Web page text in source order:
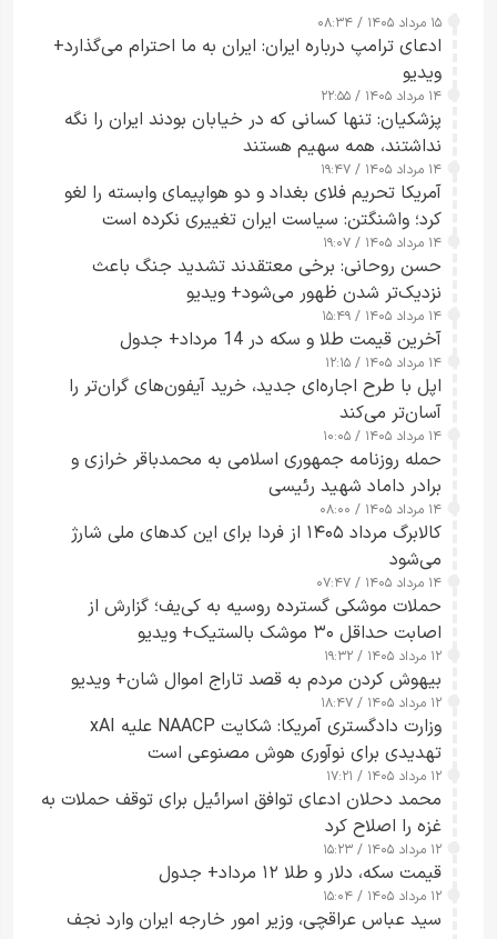
۱۵ مرداد ۱۴۰۵ / ۰۸:۳۴
ادعای ترامپ درباره ایران: ایران به ما احترام می‌گذارد+
ویدیو
۱۴ مرداد ۱۴۰۵ / ۲۲:۵۵
پزشکیان: تنها کسانی که در خیابان بودند ایران را نگه
نداشتند، همه سهیم هستند
۱۴ مرداد ۱۴۰۵ / ۱۹:۴۷
آمریکا تحریم فلای بغداد و دو هواپیمای وابسته را لغو
کرد؛ واشنگتن: سیاست ایران تغییری نکرده است
۱۴ مرداد ۱۴۰۵ / ۱۹:۰۷
حسن روحانی: برخی معتقدند تشدید جنگ باعث
نزدیک‌تر شدن ظهور می‌شود+ ویدیو
۱۴ مرداد ۱۴۰۵ / ۱۵:۴۹
آخرین قیمت طلا و سکه در 14 مرداد+ جدول
۱۴ مرداد ۱۴۰۵ / ۱۲:۱۵
اپل با طرح اجاره‌ای جدید، خرید آیفون‌های گران‌تر را
آسان‌تر می‌کند
۱۴ مرداد ۱۴۰۵ / ۱۰:۰۵
حمله روزنامه جمهوری اسلامی به محمدباقر خرازی و
برادر داماد شهید رئیسی
۱۴ مرداد ۱۴۰۵ / ۰۸:۰۰
کالابرگ مرداد ۱۴۰۵ از فردا برای این کدهای ملی شارژ
می‌شود
۱۴ مرداد ۱۴۰۵ / ۰۷:۴۷
حملات موشکی گسترده روسیه به کی‌یف؛ گزارش از
اصابت حداقل ۳۰ موشک بالستیک+ ویدیو
۱۲ مرداد ۱۴۰۵ / ۱۹:۳۲
بیهوش کردن مردم به قصد تاراج اموال شان+ ویدیو
۱۲ مرداد ۱۴۰۵ / ۱۸:۴۷
وزارت دادگستری آمریکا: شکایت NAACP علیه xAI
تهدیدی برای نوآوری هوش مصنوعی است
۱۲ مرداد ۱۴۰۵ / ۱۷:۲۱
محمد دحلان ادعای توافق اسرائیل برای توقف حملات به
غزه را اصلاح کرد
۱۲ مرداد ۱۴۰۵ / ۱۵:۲۳
قیمت سکه، دلار و طلا ۱۲ مرداد+ جدول
۱۲ مرداد ۱۴۰۵ / ۱۵:۰۴
سید عباس عراقچی، وزیر امور خارجه ایران وارد نجف